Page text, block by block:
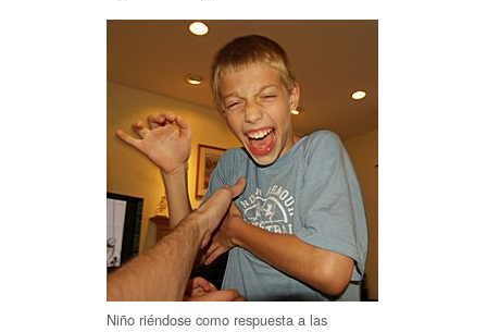
Niño riéndose como respuesta a las